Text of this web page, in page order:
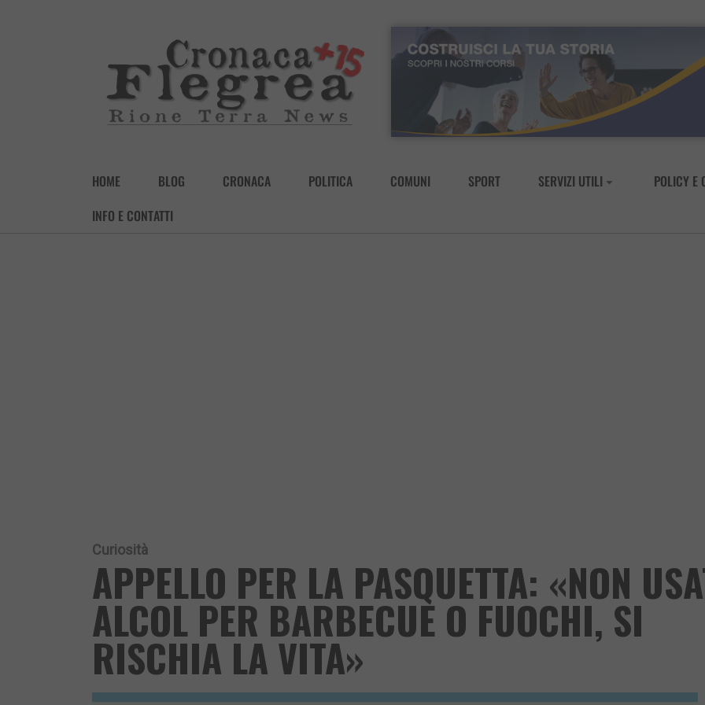
HOME BLOG CRONACA POLITICA COMUNI SPORT SERVIZI UTILI
POLICY E
INFO E CONTATTI
Curiosità
APPELLO PER LA PASQUETTA: «NON
ALCOL PER BARBECUE O FUOCHI, SI
RISCHIA LA VITA»